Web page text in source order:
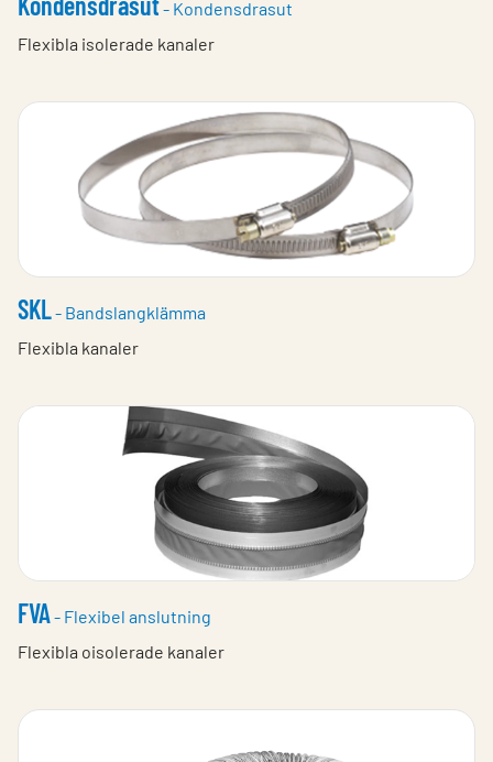
- Kondensdrasut
Flexibla isolerade kanaler
SKL- Bandslangklämma
Flexibla kanaler
FVA- Flexibel anslutning
Flexibla oisolerade kanaler